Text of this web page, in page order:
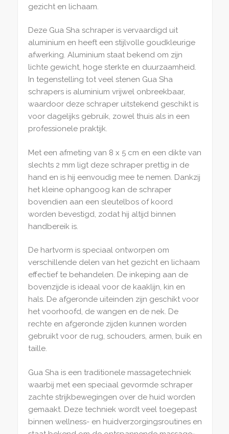
gezicht en lichaam.
Deze Gua Sha schraper is vervaardigd uit
aluminium en heeft een stijlvolle goudkleurige
afwerking. Aluminium staat bekend om zijn
lichte gewicht, hoge sterkte en duurzaamheid.
In tegenstelling tot veel stenen Gua Sha
schrapers is aluminium vrijwel onbreekbaar,
waardoor deze schraper uitstekend geschikt is
voor dagelijks gebruik, zowel thuis als in een
professionele praktijk.
Met een afmeting van 8 x 5 cm en een dikte van
slechts 2 mm ligt deze schraper prettig in de
hand en is hij eenvoudig mee te nemen. Dankzij
het kleine ophangoog kan de schraper
bovendien aan een sleutelbos of koord
worden bevestigd, zodat hij altijd binnen
handbereik is.
De hartvorm is speciaal ontworpen om
verschillende delen van het gezicht en lichaam
effectief te behandelen. De inkeping aan de
bovenzijde is ideaal voor de kaaklijn, kin en
hals. De afgeronde uiteinden zijn geschikt voor
het voorhoofd, de wangen en de nek. De
rechte en afgeronde zijden kunnen worden
gebruikt voor de rug, schouders, armen, buik en
taille.
Gua Sha is een traditionele massagetechniek
waarbij met een speciaal gevormde schraper
zachte strijkbewegingen over de huid worden
gemaakt. Deze techniek wordt veel toegepast
binnen wellness- en huidverzorgingsroutines en